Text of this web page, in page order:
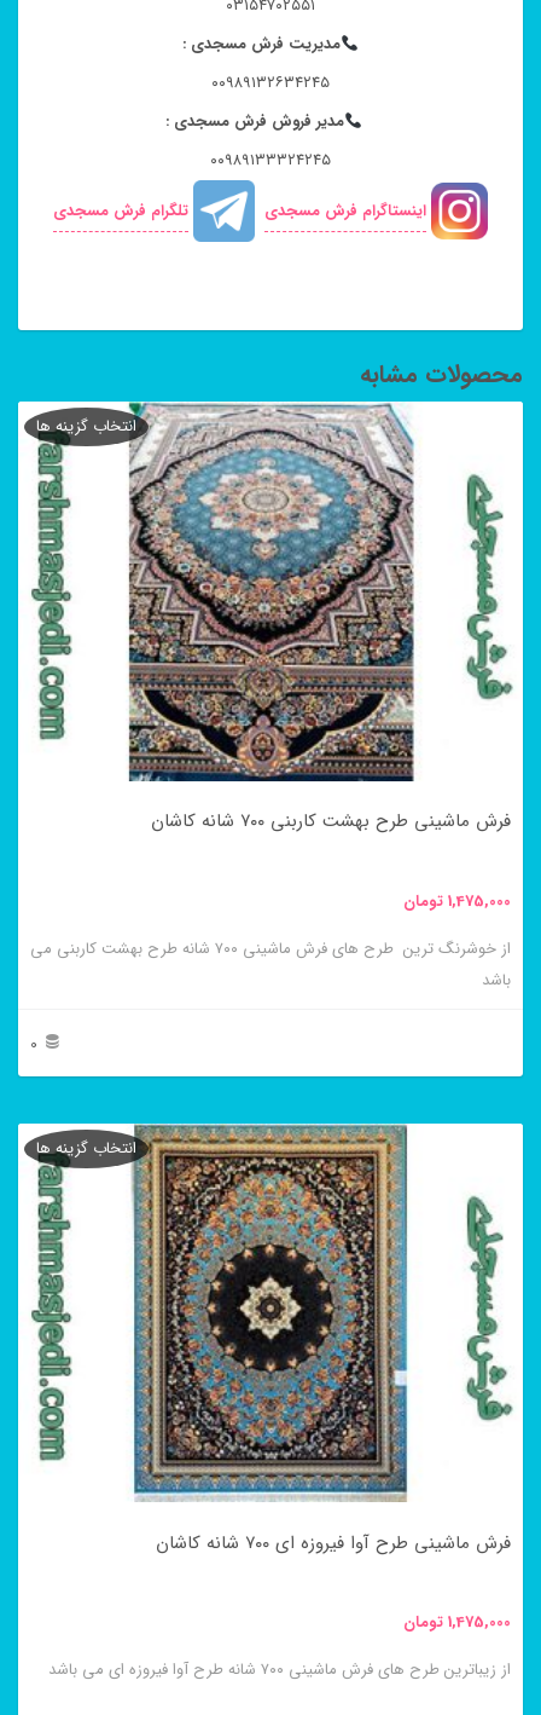
۰۳۱۵۴۷۰۲۵۵۱
مدیریت فرش مسجدی :
۰۰۹۸۹۱۳۲۶۳۴۲۴۵
مدیر فروش فرش مسجدی :
۰۰۹۸۹۱۳۳۳۲۴۲۴۵
اینستاگرام فرش مسجدی
تلگرام فرش مسجدی
محصولات مشابه
فرش ماشینی طرح بهشت کاربنی ۷۰۰ شانه کاشان
1,475,000تومان
از خوشرنگ ترین طرح های فرش ماشینی ۷۰۰ شانه طرح بهشت کاربنی می
باشد
0
انتخاب گزینه ها
محصول
مختلفی
باشد.
گزینه
ها
صفحه
انتخاب
شوند
فرش ماشینی طرح آوا فیروزه ای ۷۰۰ شانه کاشان
1,475,000تومان
از زیباترین طرح های فرش ماشینی ۷۰۰ شانه طرح آوا فیروزه ای می باشد
انتخاب گزینه ها